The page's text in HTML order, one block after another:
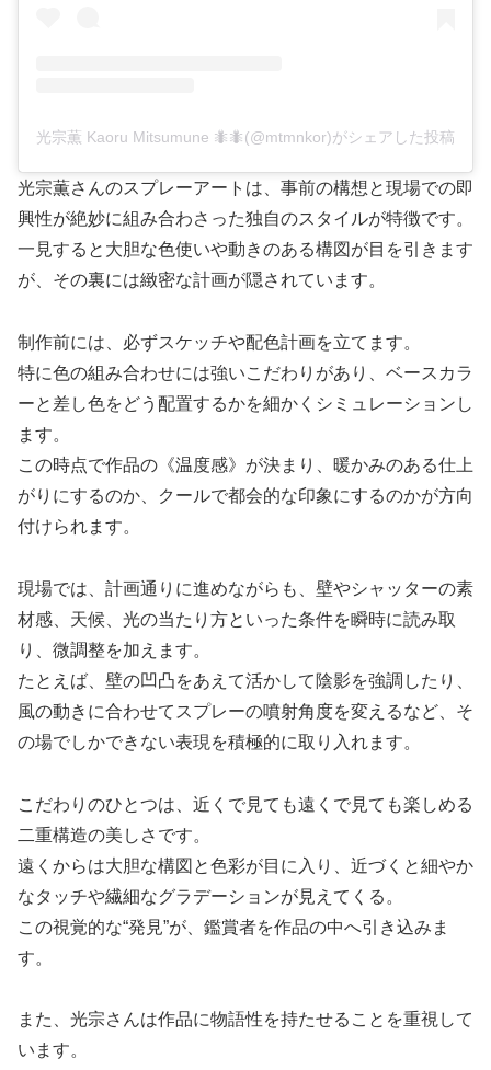
光宗薫 Kaoru Mitsumune 🐜🐜(@mtmnkor)がシェアした投稿
光宗薫さんのスプレーアートは、事前の構想と現場での即
興性が絶妙に組み合わさった独自のスタイルが特徴です。
一見すると大胆な色使いや動きのある構図が目を引きます
が、その裏には緻密な計画が隠されています。
制作前には、必ずスケッチや配色計画を立てます。
特に色の組み合わせには強いこだわりがあり、ベースカラ
ーと差し色をどう配置するかを細かくシミュレーションし
ます。
この時点で作品の《温度感》が決まり、暖かみのある仕上
がりにするのか、クールで都会的な印象にするのかが方向
付けられます。
現場では、計画通りに進めながらも、壁やシャッターの素
材感、天候、光の当たり方といった条件を瞬時に読み取
り、微調整を加えます。
たとえば、壁の凹凸をあえて活かして陰影を強調したり、
風の動きに合わせてスプレーの噴射角度を変えるなど、そ
の場でしかできない表現を積極的に取り入れます。
こだわりのひとつは、近くで見ても遠くで見ても楽しめる
二重構造の美しさです。
遠くからは大胆な構図と色彩が目に入り、近づくと細やか
なタッチや繊細なグラデーションが見えてくる。
この視覚的な“発見”が、鑑賞者を作品の中へ引き込みま
す。
また、光宗さんは作品に物語性を持たせることを重視して
います。